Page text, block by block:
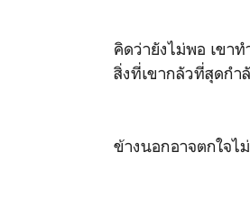
คิดว่ายังไม่พอ เขา
สิ่งที่เขากลัวที่สุดกำ
ข้างนอกอาจตกใจไ